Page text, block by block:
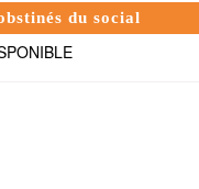
du social